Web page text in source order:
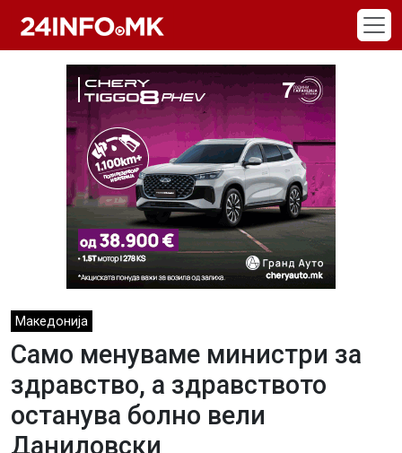
Македонија
Само менуваме министри за
здравство, а здравството
останува болно вели
Даниловски